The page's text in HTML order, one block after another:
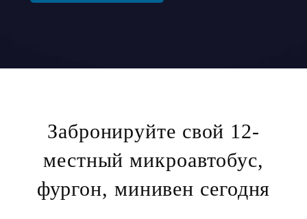
Забронируйте свой 12-
местный микроавтобус,
фургон, минивен сегодня